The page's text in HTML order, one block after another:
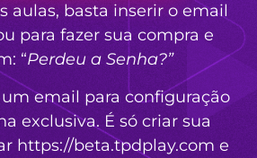
aulas, basta inserir o email
para fazer sua compra e
“Perdeu a Senha?”
email para configuração
exclusiva. É só criar sua
https://beta.tpdplay.com e